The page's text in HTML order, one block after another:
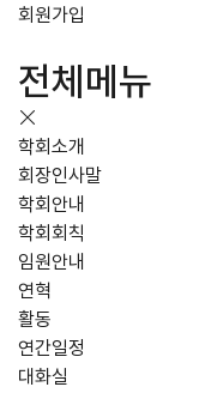
회원가입
전체메뉴
학회소개
회장인사말
학회안내
학회회칙
임원안내
연혁
활동
연간일정
대화실